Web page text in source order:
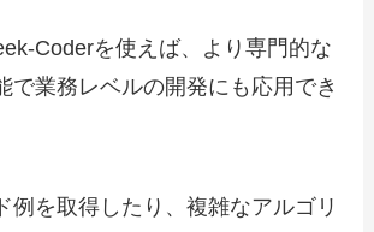
Coderを使えば、より専門的な
で業務レベルの開発にも応用でき
例を取得したり、複雑なアルゴリ